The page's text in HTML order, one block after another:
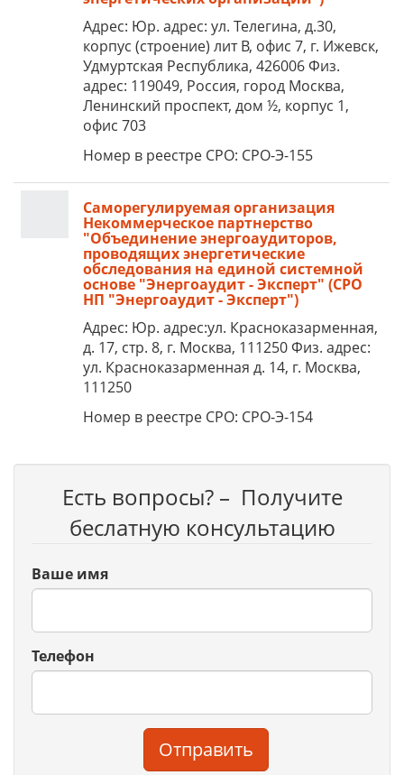
Адрес: Юр. адрес: ул. Телегина, д.30,
корпус (строение) лит В, офис 7, г. Ижевск,
Удмуртская Республика, 426006 Физ.
адрес: 119049, Россия, город Москва,
Ленинский проспект, дом ½, корпус 1,
офис 703
Номер в реестре СРО: СРО-Э-155
Саморегулируемая организация
Некоммерческое партнерство
"Объединение энергоаудиторов,
проводящих энергетические
обследования на единой системной
основе "Энергоаудит - Эксперт" (СРО
НП "Энергоаудит - Эксперт")
Адрес: Юр. адрес:ул. Красноказарменная,
д. 17, стр. 8, г. Москва, 111250 Физ. адрес:
ул. Красноказарменная д. 14, г. Москва,
111250
Номер в реестре СРО: СРО-Э-154
Есть вопросы? – Получите
беслатную консультацию
Ваше имя
Телефон
Отправить